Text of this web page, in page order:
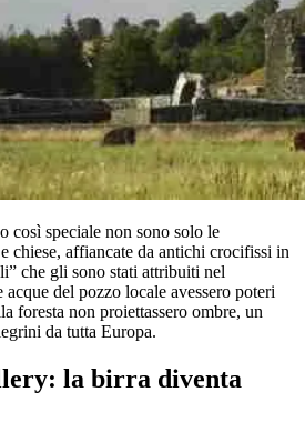
così speciale non sono solo le
chiese, affiancate da antichi crocifissi in
che gli sono stati attribuiti nel
del pozzo locale avessero poteri
foresta non proiettassero ombre, un
da tutta Europa.
la birra diventa